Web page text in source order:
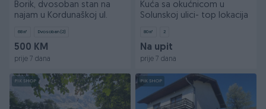
Borik, dvosoban stan na
najam u Kordunaškoj ul.
68㎡ Dvosoban (2)
500 KM
prije 7 dana
Kuća sa okućnicom u
Solunskoj ulici- top lokacija
80㎡ 2
Na upit
prije 7 dana
PIK SHOP PIK SHOP